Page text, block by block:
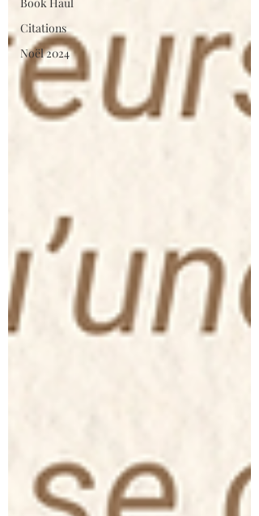
Citations
Noël 2024